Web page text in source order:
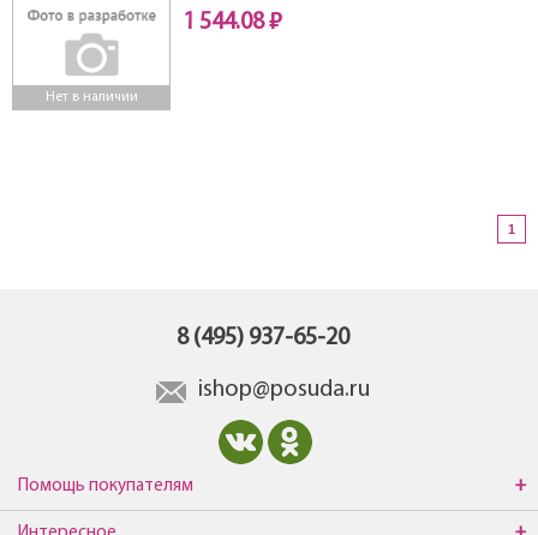
Нет в наличии
1 544.08 ₽
1
8 (495) 937-65-20
ishop@posuda.ru
Помощь покупателям